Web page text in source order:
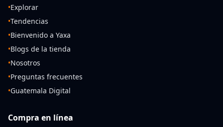
•Explorar
•Tendencias
•Bienvenido a Yaxa
•Blogs de la tienda
•Nosotros
•Preguntas frecuentes
•Guatemala Digital
Compra en línea